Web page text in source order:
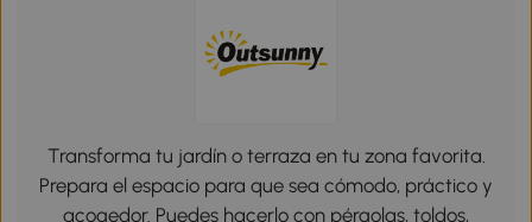
Transforma tu jardín o terraza en tu zona favorita.
Prepara el espacio para que sea cómodo, práctico y
acogedor. Puedes hacerlo con pérgolas, toldos,